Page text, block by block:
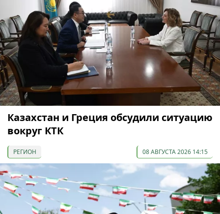
Казахстан и Греция обсудили ситуацию
вокруг КТК
РЕГИОН 08 АВГУСТА 2026 14:15